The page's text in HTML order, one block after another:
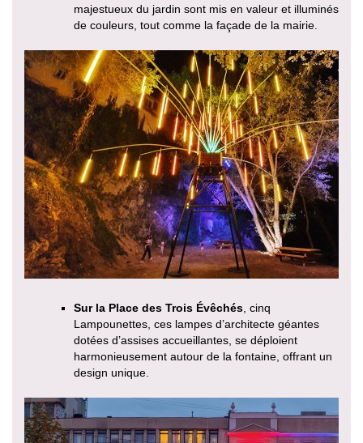
majestueux du jardin sont mis en valeur et illuminés
de couleurs, tout comme la façade de la mairie.
Sur la Place des Trois Évêchés , cinq
Lampounettes, ces lampes d’architecte géantes
dotées d’assises accueillantes, se déploient
harmonieusement autour de la fontaine, offrant un
design unique.